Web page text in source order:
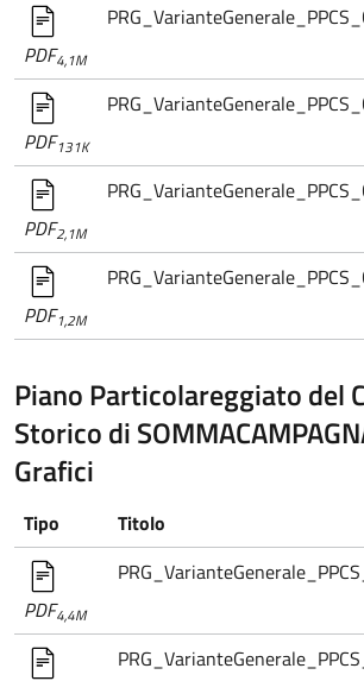
PDF4,1M
PDF131K
PDF2,1M
PDF1,2M
Piano Particolareggiato del
Storico di
Grafici
Tipo Titolo
PDF4,4M